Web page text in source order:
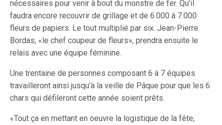
nécessaires pour venir à bout du monstre de fer. Qu’il
faudra encore recouvrir de grillage et de 6.000 à 7.000
fleurs de papiers. Le tout multiplié par six. Jean-Pierre
Bordas, «le chef coupeur de fleurs», prendra ensuite le
relais avec une équipe féminine.
Une trentaine de personnes composant 6 à 7 équipes
travailleront ainsi jusqu’à la veille de Pâque pour que les 6
chars qui défileront cette année soient prêts.
«Tout ça en mettant en oeuvre la logistique de la fête,